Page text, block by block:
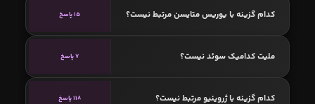
کدام گزینه با یوریس متایسن مرتبط نیست؟ 15 پاسخ
ملیت کدامیک سوئد نیست؟ 7 پاسخ
کدام گزینه با ژروینیو مرتبط نیست؟ 118 پاسخ